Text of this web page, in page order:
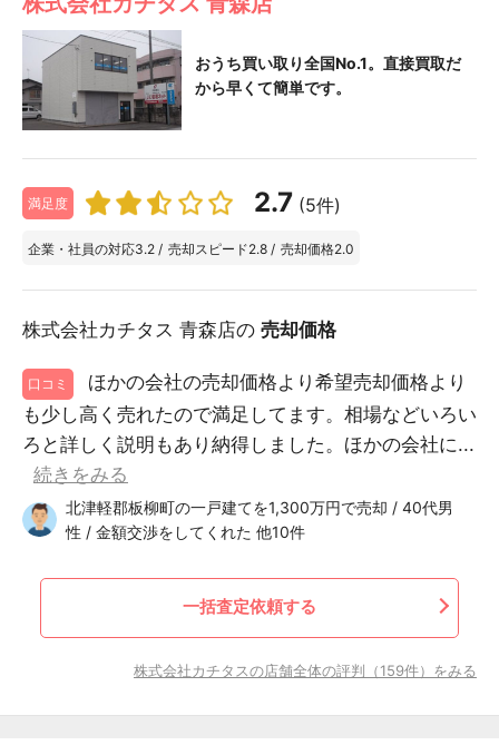
おうち買い取り全国No.1。直接買取だ
から早くて簡単です。
満足度 2.7 (5件)
企業・社員の対応3.2 / 売却スピード2.8 / 売却価格2.0
株式会社カチタス 青森店の 売却価格
口コミ
ほかの会社の売却価格より希望売却価格より
も少し高く売れたので満足してます。相場などいろい
ろと詳しく説明もあり納得しました。ほかの会社に...
続きをみる
北津軽郡板柳町の一戸建てを1,300万円で売却 / 40代男
性 / 金額交渉をしてくれた 他10件
一括査定依頼する
株式会社カチタスの店舗全体の評判（159件）をみる